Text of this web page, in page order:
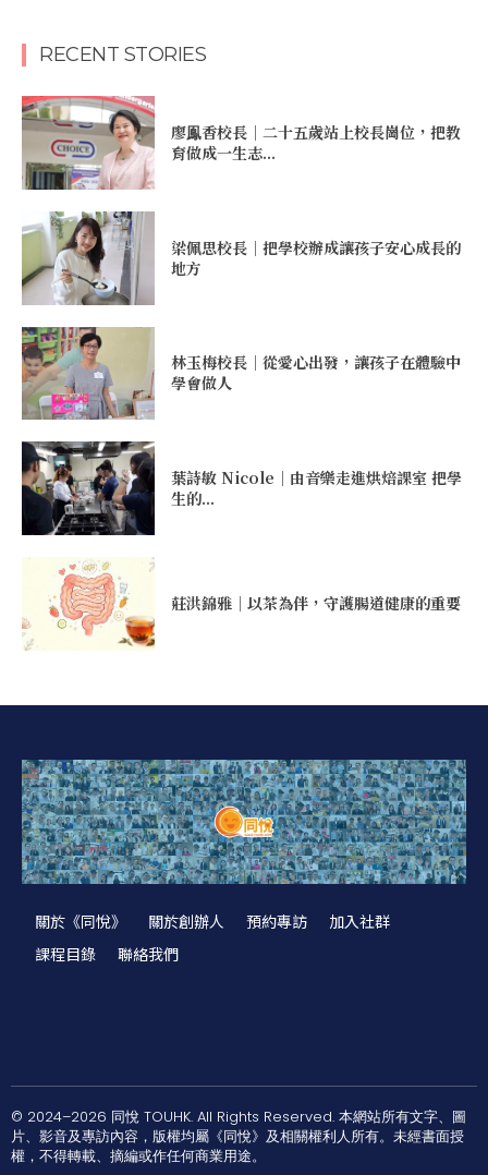
RECENT STORIES
廖鳯香校長｜二十五歲站上校長崗位，把教
育做成一生志...
梁佩思校長｜把學校辦成讓孩子安心成長的
地方
林玉梅校長｜從愛心出發，讓孩子在體驗中
學會做人
葉詩敏 Nicole｜由音樂走進烘焙課室 把學
生的...
莊洪錦雅｜以茶為伴，守護腸道健康的重要
關於《同悅》 關於創辦人 預約專訪
加入社群
課程目錄
聯絡我們
© 2024–2026 同悅 TOUHK. All Rights Reserved. 本網站所有文字、圖
片、影音及專訪內容，版權均屬《同悅》及相關權利人所有。未經書面授
權，不得轉載、摘編或作任何商業用途。